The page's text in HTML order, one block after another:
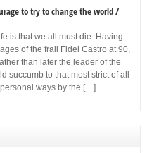
to try to change the world /
is that we all must die. Having
of the frail Fidel Castro at 90,
than later the leader of the
succumb to that most strict of all
ways by the […]